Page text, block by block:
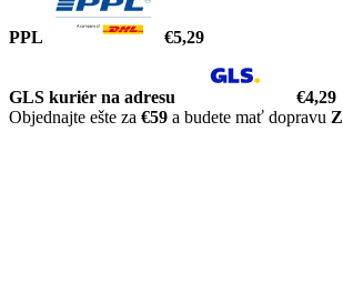
PPL €5,29
GLS kuriér na adresu
€4,29
Objednajte ešte za €59 a budete mať dopravu